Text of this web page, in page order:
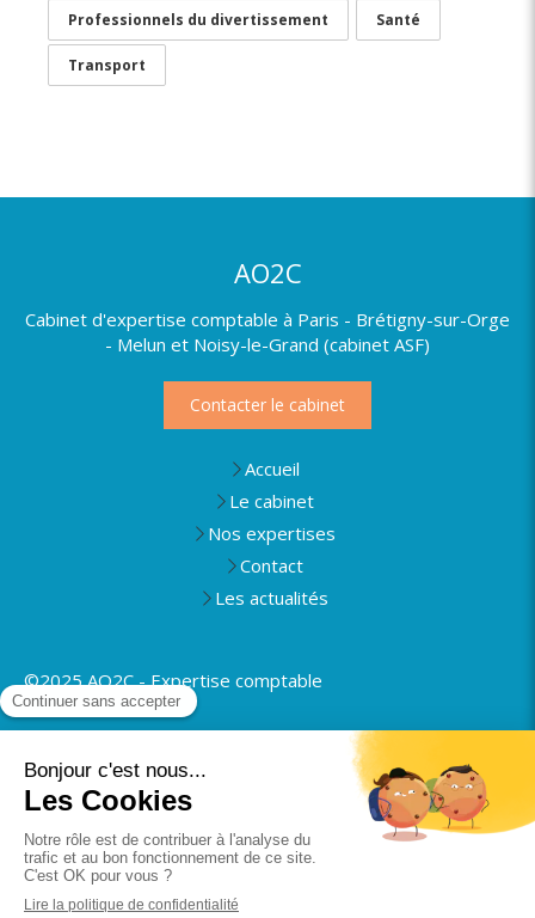
Professionnels du divertissement Santé
Transport
AO2C
Cabinet d'expertise comptable à Paris - Brétigny-sur-Orge
- Melun et Noisy-le-Grand (cabinet ASF)
Contacter le cabinet
Accueil
Le cabinet
Nos expertises
Contact
Les actualités
©2025 AO2C - Expertise comptable
Politique de confidentialité
Rapport de transparence